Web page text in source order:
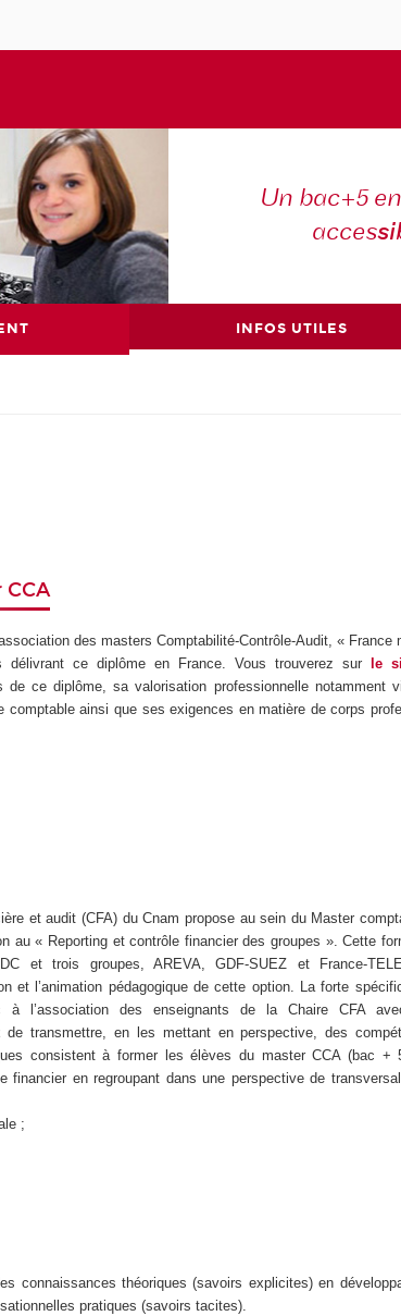
Un bac+5
acces
INFOS UTILES
des masters Comptabilité-Contrôle-Audit, « France
ce diplôme en France. Vous trouverez sur
le
de ce diplôme, sa valorisation professionnelle notamment
comptable ainsi que ses exigences en matière de corps
et audit (CFA) du Cnam propose au sein du Master
au « Reporting et contrôle financier des groupes ». Cette
et trois groupes, AREVA, GDF-SUEZ et France-
et l’animation pédagogique de cette option. La forte
à l’association des enseignants de la Chaire CFA
transmettre, en les mettant en perspective, des
consistent à former les élèves du master CCA (bac +
financier en regroupant dans une perspective de
;
connaissances théoriques (savoirs explicites) en
pratiques (savoirs tacites).